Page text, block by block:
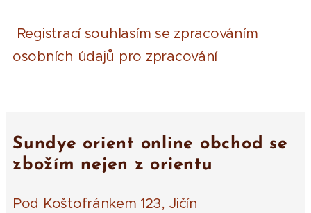
Registrací souhlasím se zpracováním
osobních údajů pro zpracování
Sundye orient online obchod se
zbožím nejen z orientu
Pod Koštofránkem 123, Jičín